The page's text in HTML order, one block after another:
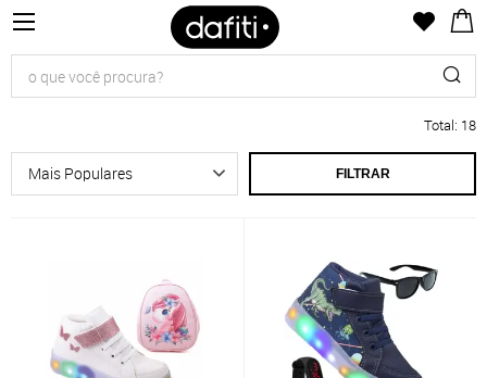
Total: 18
FILTRAR